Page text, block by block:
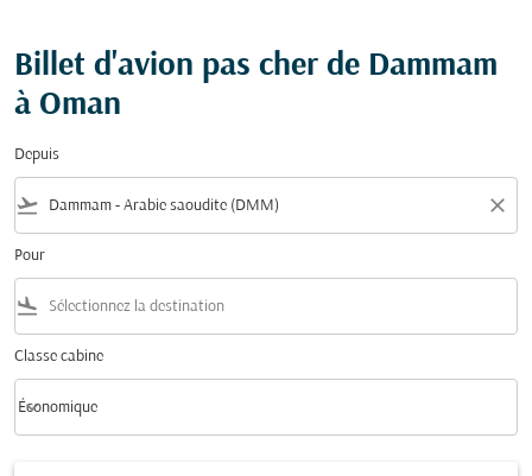
Billet d'avion pas cher de Dammam
à Oman
Depuis
flight_takeoff close
Pour
flight_land
Classe cabine
Classe cabine option Économique Selected
Économique
keyboard_arrow_down